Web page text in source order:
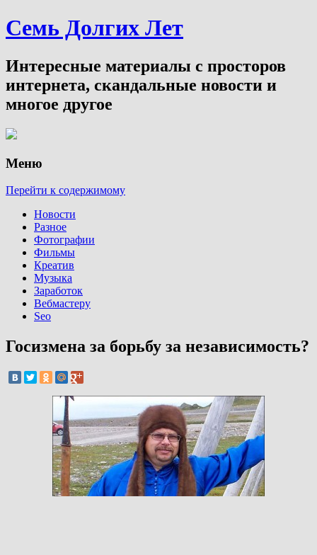
Семь Долгих Лет
Интересные материалы с просторов
интернета, скандальные новости и
многое другое
Меню
Перейти к содержимому
Новости
Разное
Фотографии
Фильмы
Креатив
Музыка
Заработок
Вебмастеру
Seo
Госизмена за борьбу за независимость?